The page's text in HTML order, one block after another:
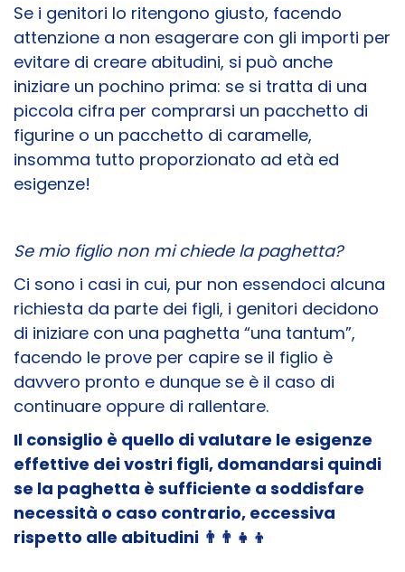
Se i genitori lo ritengono giusto, facendo
attenzione a non esagerare con gli importi per
evitare di creare abitudini, si può anche
iniziare un pochino prima: se si tratta di una
piccola cifra per comprarsi un pacchetto di
figurine o un pacchetto di caramelle,
insomma tutto proporzionato ad età ed
esigenze!
Se mio figlio non mi chiede la paghetta?
Ci sono i casi in cui, pur non essendoci alcuna
richiesta da parte dei figli, i genitori decidono
di iniziare con una paghetta “una tantum”,
facendo le prove per capire se il figlio è
davvero pronto e dunque se è il caso di
continuare oppure di rallentare.
Il consiglio è quello di valutare le esigenze
effettive dei vostri figli, domandarsi quindi
se la paghetta è sufficiente a soddisfare
necessità o caso contrario, eccessiva
rispetto alle abitudini 👨‍👨‍👧‍👦